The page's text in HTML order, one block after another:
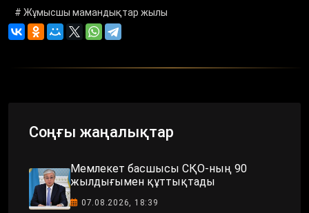
# Жұмысшы мамандықтар жылы
Соңғы жаңалықтар
Мемлекет басшысы СҚО-ның 90
жылдығымен құттықтады
07.08.2026, 18:39